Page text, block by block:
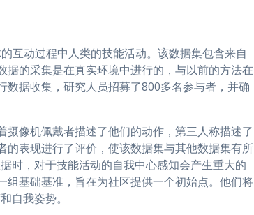
互动过程中人类的技能活动。该数据集包含来自
的采集是在真实环境中进行的，与以前的方法在
据收集，研究人员招募了800多名参与者，并确
像机佩戴者描述了他们的动作，第三人称描述了
表现进行了评价，使该数据集与其他数据集有所
时，对于技能活动的自我中心感知会产生重大的
基础基准，旨在为社区提供一个初始点。他们将
自我姿势。